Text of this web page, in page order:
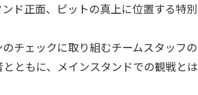
ド正面、ピットの真上に位置する特別
チェックに取り組むチームスタッフの
ともに、メインスタンドでの観戦とは